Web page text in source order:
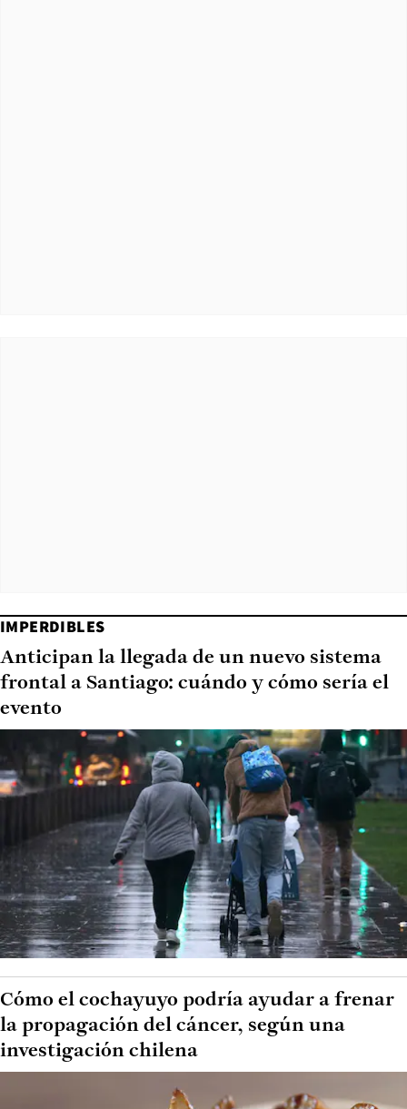
IMPERDIBLES
Anticipan la llegada de un nuevo sistema
frontal a Santiago: cuándo y cómo sería el
evento
Cómo el cochayuyo podría ayudar a frenar
la propagación del cáncer, según una
investigación chilena